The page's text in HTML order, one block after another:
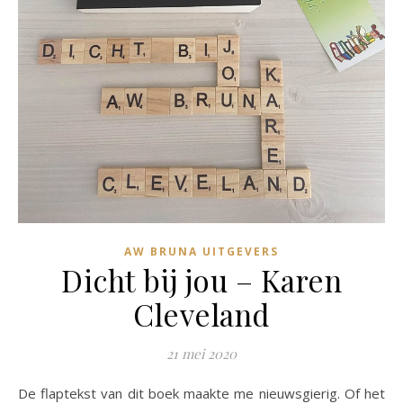
AW BRUNA UITGEVERS
Dicht bij jou – Karen
Cleveland
21 mei 2020
De flaptekst van dit boek maakte me nieuwsgierig. Of het